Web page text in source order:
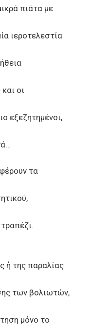
πιάτα με
ιεροτελεστία
οι
εξεζητημένοι,
τα
ή της παραλίας
των βολιωτών,
μόνο το